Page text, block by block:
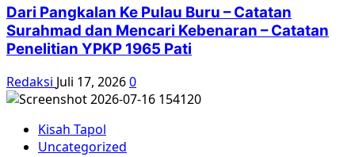
Dari Pangkalan Ke Pulau Buru – Catatan
Surahmad dan Mencari Kebenaran – Catatan
Penelitian YPKP 1965 Pati
Redaksi Juli 17, 20260
Kisah Tapol
Uncategorized